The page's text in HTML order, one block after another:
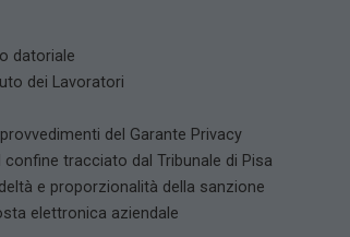
datoriale
dei Lavoratori
del Garante Privacy
tracciato dal Tribunale di Pisa
e proporzionalità della sanzione
elettronica aziendale